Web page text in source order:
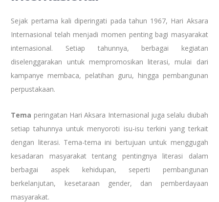
Sejak pertama kali diperingati pada tahun 1967, Hari Aksara
Internasional telah menjadi momen penting bagi masyarakat
internasional. Setiap tahunnya, berbagai kegiatan
diselenggarakan untuk mempromosikan literasi, mulai dari
kampanye membaca, pelatihan guru, hingga pembangunan
perpustakaan.
Tema peringatan Hari Aksara Internasional juga selalu diubah
setiap tahunnya untuk menyoroti isu-isu terkini yang terkait
dengan literasi. Tema-tema ini bertujuan untuk menggugah
kesadaran masyarakat tentang pentingnya literasi dalam
berbagai aspek kehidupan, seperti pembangunan
berkelanjutan, kesetaraan gender, dan pemberdayaan
masyarakat.